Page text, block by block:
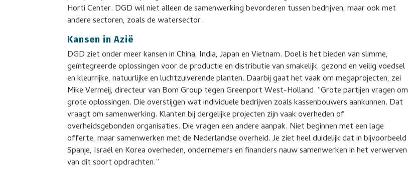
Horti Center. DGD wil niet alleen de samenwerking bevorderen tussen bedrijven, maar ook met
andere sectoren, zoals de watersector.
Kansen in Azië
DGD ziet onder meer kansen in China, India, Japan en Vietnam. Doel is het bieden van slimme,
geïntegreerde oplossingen voor de productie en distributie van smakelijk, gezond en veilig voedsel
en kleurrijke, natuurlijke en luchtzuiverende planten. Daarbij gaat het vaak om megaprojecten, zei
Mike Vermeij, directeur van Bom Group tegen Greenport West-Holland. “Grote partijen vragen om
grote oplossingen. Die overstijgen wat individuele bedrijven zoals kassenbouwers aankunnen. Dat
vraagt om samenwerking. Klanten bij dergelijke projecten zijn vaak overheden of
overheidsgebonden organisaties. Die vragen een andere aanpak. Niet beginnen met een lage
offerte, maar samenwerken met de Nederlandse overheid. Je ziet heel duidelijk dat in bijvoorbeeld
Spanje, Israël en Korea overheden, ondernemers en financiers nauw samenwerken in het verwerven
van dit soort opdrachten.”